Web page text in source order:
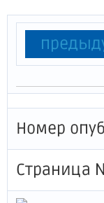
Номер
Страница